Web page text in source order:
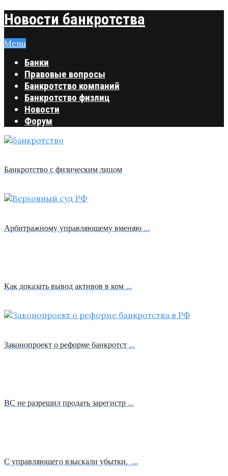
Новости банкротства
Menu
Банки
Правовые вопросы
Банкротство компаний
Банкротство физлиц
Новости
Форум
Банкротство с физическим лицом
Арбитражному управляющему вменяю …
Как доказать вывод активов в ком …
Законопроект о реформе банкротст …
ВС не разрешил продать зарегистр …
С управляющего взыскали убытки, …